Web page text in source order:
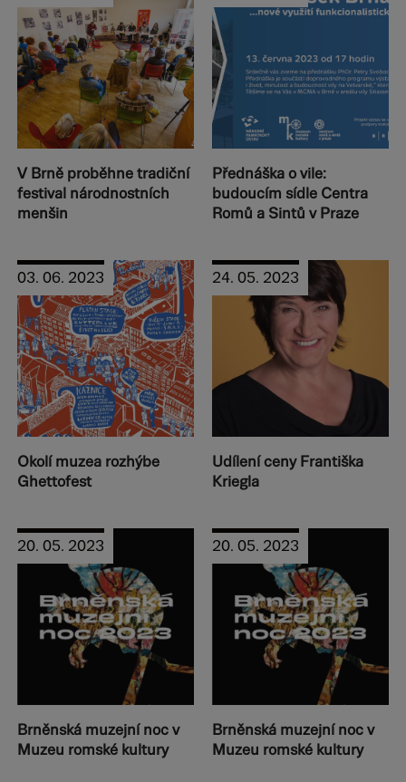
V Brně proběhne tradiční
festival národnostních
menšin
Přednáška o vile:
budoucím sídle Centra
Romů a Sintů v Praze
03. 06. 2023
Okolí muzea rozhýbe
Ghettofest
24. 05. 2023
Udílení ceny Františka
Kriegla
20. 05. 2023
Brněnská muzejní noc v
Muzeu romské kultury
20. 05. 2023
Brněnská muzejní noc v
Muzeu romské kultury